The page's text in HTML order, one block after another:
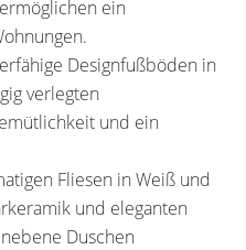
ein
Designfußböden in
verlegten
und ein
Fliesen in Weiß und
und eleganten
Duschen